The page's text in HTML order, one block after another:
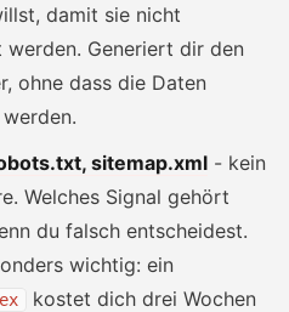
damit sie nicht
Generiert dir den
ohne dass die Daten
sitemap.xml - kein
Welches Signal gehört
du falsch entscheidest.
wichtig: ein
kostet dich drei Wochen